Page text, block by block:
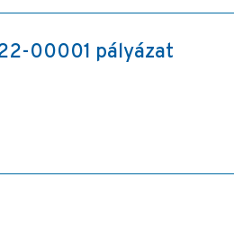
00001 pályázat